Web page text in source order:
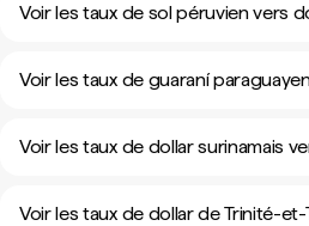
Voir les taux de sol péruvien vers
Voir les taux de guaraní
Voir les taux de dollar surinamais
Voir les taux de dollar de Trinité-